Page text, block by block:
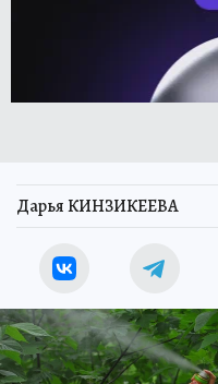
Дарья КИНЗИКЕЕВА